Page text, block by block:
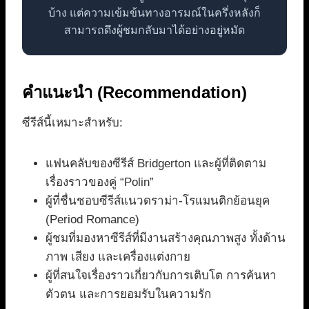
บ้าง แต่ความเข้มข้นทางอารมณ์ในครึ่งหลังก็
สามารถดึงผู้ชมกลับมาได้อย่างอยู่หมัด
คำแนะนำ (Recommendation)
ซีรีส์นี้เหมาะสำหรับ:
แฟนคลับของซีรีส์ Bridgerton และผู้ที่ติดตาม
เรื่องราวของคู่ “Polin”
ผู้ที่ชื่นชอบซีรีส์แนวดราม่า-โรแมนติกย้อนยุค
(Period Romance)
ผู้ชมที่มองหาซีรีส์ที่มีงานสร้างคุณภาพสูง ทั้งด้าน
ภาพ เสียง และเครื่องแต่งกาย
ผู้ที่สนใจเรื่องราวเกี่ยวกับการเติบโต การค้นหา
ตัวตน และการยอมรับในความรัก